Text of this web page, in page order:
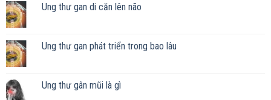
Ung thư gan di căn lên não
Ung thư gan phát triển trong bao lâu
Ung thư gân mũi là gì